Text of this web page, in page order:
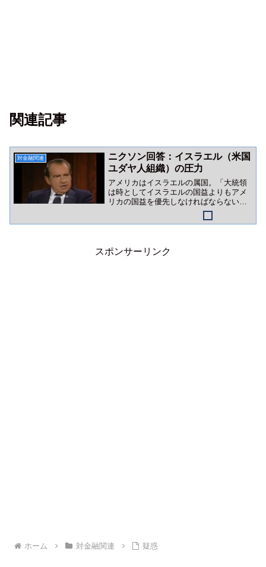
関連記事
対金融関連
ニクソン回答：イスラエル（米国
ユダヤ人組織）の圧力
アメリカはイスラエルの属国。「大統領
は時としてイスラエルの国益よりもアメ
リカの国益を優先しなければならない」
かつてのニクソン語録は、イスラエルロ
ビーの巨大さを証明しています。
スポンサーリンク
ホーム 対金融関連 疑惑